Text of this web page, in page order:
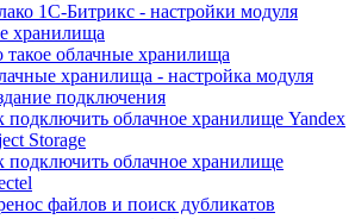
1С-Битрикс - настройки модуля
хранилища
такое облачные хранилища
хранилища - настройка модуля
подключения
подключить облачное хранилище Yandex
Storage
подключить облачное хранилище
файлов и поиск дубликатов